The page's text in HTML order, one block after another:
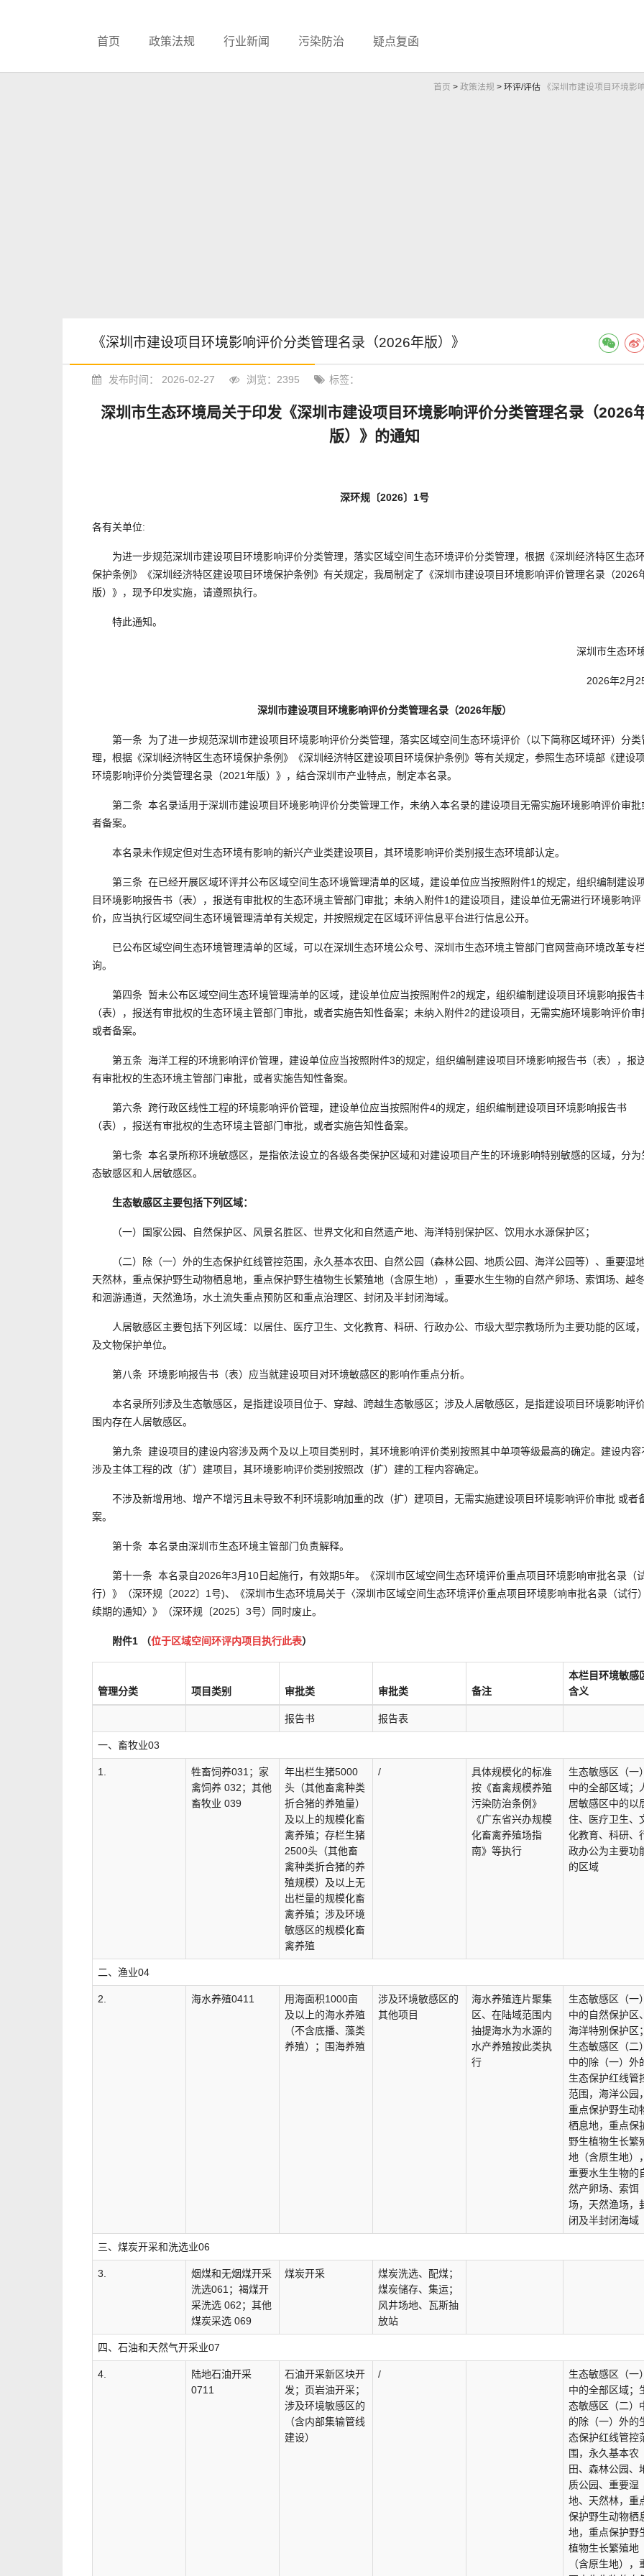
首页 政策法规 行业新闻 污染防治 疑点复函
首页 > 政策法规 > 环评/评估 《深圳市建设项目环境影
《深圳市建设项目环境影响评价分类管理名录（2026年版）》
发布时间： 2026-02-27 浏览：2395 标签：
深圳市生态环境局关于印发《深圳市建设项目环境影响评价分类管理名录（2026
版）》的通知
深环规〔2026〕1号
各有关单位:
为进一步规范深圳市建设项目环境影响评价分类管理，落实区域空间生态环境评价分类管理，根据《深圳经济特区生态
保护条例》《深圳经济特区建设项目环境保护条例》有关规定，我局制定了《深圳市建设项目环境影响评价管理名录（2026
版）》，现予印发实施，请遵照执行。
特此通知。
深圳市生态环
2026年2月
深圳市建设项目环境影响评价分类管理名录（2026年版）
第一条 为了进一步规范深圳市建设项目环境影响评价分类管理，落实区域空间生态环境评价（以下简称区域环评）分类
理，根据《深圳经济特区生态环境保护条例》《深圳经济特区建设项目环境保护条例》等有关规定，参照生态环境部《建设
环境影响评价分类管理名录（2021年版）》，结合深圳市产业特点，制定本名录。
第二条 本名录适用于深圳市建设项目环境影响评价分类管理工作，未纳入本名录的建设项目无需实施环境影响评价审批
者备案。
本名录未作规定但对生态环境有影响的新兴产业类建设项目，其环境影响评价类别报生态环境部认定。
第三条 在已经开展区域环评并公布区域空间生态环境管理清单的区域，建设单位应当按照附件1的规定，组织编制建设
目环境影响报告书（表），报送有审批权的生态环境主管部门审批；未纳入附件1的建设项目，建设单位无需进行环境影响评
价，应当执行区域空间生态环境管理清单有关规定，并按照规定在区域环评信息平台进行信息公开。
已公布区域空间生态环境管理清单的区域，可以在深圳生态环境公众号、深圳市生态环境主管部门官网营商环境改革专
询。
第四条 暂未公布区域空间生态环境管理清单的区域，建设单位应当按照附件2的规定，组织编制建设项目环境影响报告
（表），报送有审批权的生态环境主管部门审批，或者实施告知性备案；未纳入附件2的建设项目，无需实施环境影响评价审
或者备案。
第五条 海洋工程的环境影响评价管理，建设单位应当按照附件3的规定，组织编制建设项目环境影响报告书（表），报
有审批权的生态环境主管部门审批，或者实施告知性备案。
第六条 跨行政区线性工程的环境影响评价管理，建设单位应当按照附件4的规定，组织编制建设项目环境影响报告书
（表），报送有审批权的生态环境主管部门审批，或者实施告知性备案。
第七条 本名录所称环境敏感区，是指依法设立的各级各类保护区域和对建设项目产生的环境影响特别敏感的区域，分为
态敏感区和人居敏感区。
生态敏感区主要包括下列区域：
（一）国家公园、自然保护区、风景名胜区、世界文化和自然遗产地、海洋特别保护区、饮用水水源保护区；
（二）除（一）外的生态保护红线管控范围，永久基本农田、自然公园（森林公园、地质公园、海洋公园等）、重要湿地
天然林，重点保护野生动物栖息地，重点保护野生植物生长繁殖地（含原生地），重要水生生物的自然产卵场、索饵场、越
和洄游通道，天然渔场，水土流失重点预防区和重点治理区、封闭及半封闭海域。
人居敏感区主要包括下列区域：以居住、医疗卫生、文化教育、科研、行政办公、市级大型宗教场所为主要功能的区域
及文物保护单位。
第八条 环境影响报告书（表）应当就建设项目对环境敏感区的影响作重点分析。
本名录所列涉及生态敏感区，是指建设项目位于、穿越、跨越生态敏感区；涉及人居敏感区，是指建设项目环境影响评
围内存在人居敏感区。
第九条 建设项目的建设内容涉及两个及以上项目类别时，其环境影响评价类别按照其中单项等级最高的确定。建设内容
涉及主体工程的改（扩）建项目，其环境影响评价类别按照改（扩）建的工程内容确定。
不涉及新增用地、增产不增污且未导致不利环境影响加重的改（扩）建项目，无需实施建设项目环境影响评价审批 或者
案。
第十条 本名录由深圳市生态环境主管部门负责解释。
第十一条 本名录自2026年3月10日起施行，有效期5年。《深圳市区域空间生态环境评价重点项目环境影响审批名录（
行）》（深环规〔2022〕1号)、《深圳市生态环境局关于〈深圳市区域空间生态环境评价重点项目环境影响审批名录（试行）
续期的通知〉》（深环规〔2025〕3号）同时废止。
附件1 （位于区域空间环评内项目执行此表）
管理分类 项目类别 审批类 审批类 备注
本栏目环境敏感
含义
报告书 报告表
一、畜牧业03
1.
牲畜饲养031；家
禽饲养 032；其他
畜牧业 039
年出栏生猪5000
头（其他畜禽种类
折合猪的养殖量）
及以上的规模化畜
禽养殖；存栏生猪
2500头（其他畜
禽种类折合猪的养
殖规模）及以上无
出栏量的规模化畜
禽养殖；涉及环境
敏感区的规模化畜
禽养殖
/
具体规模化的标准
按《畜禽规模养殖
污染防治条例》
《广东省兴办规模
化畜禽养殖场指
南》等执行
生态敏感区（一）
中的全部区域；
居敏感区中的以
住、医疗卫生、
化教育、科研、
政办公为主要功
的区域
二、渔业04
2. 海水养殖0411
用海面积1000亩
及以上的海水养殖
（不含底播、藻类
养殖）；围海养殖
涉及环境敏感区的
其他项目
海水养殖连片聚集
区、在陆域范围内
抽提海水为水源的
水产养殖按此类执
行
生态敏感区（一）
中的自然保护区、
海洋特别保护区；
生态敏感区（二）
中的除（一）外
生态保护红线管
范围，海洋公园，
重点保护野生动
栖息地，重点保
野生植物生长繁
地（含原生地），
重要水生生物的
然产卵场、索饵
场，天然渔场，
闭及半封闭海域
三、煤炭开采和洗选业06
3.
烟煤和无烟煤开采
洗选061；褐煤开
采洗选 062；其他
煤炭采选 069
煤炭开采
煤炭洗选、配煤；
煤炭储存、集运；
风井场地、瓦斯抽
放站
四、石油和天然气开采业07
4.
陆地石油开采
0711
石油开采新区块开
发；页岩油开采；
涉及环境敏感区的
（含内部集输管线
建设）
/
生态敏感区（一）
中的全部区域；
态敏感区（二）
的除（一）外的
态保护红线管控
围，永久基本农
田、森林公园、
质公园、重要湿
地、天然林，重
保护野生动物栖
地，重点保护野
植物生长繁殖地
（含原生地），